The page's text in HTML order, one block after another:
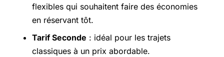
flexibles qui souhaitent faire des économies
en réservant tôt.
Tarif Seconde : idéal pour les trajets
classiques à un prix abordable.